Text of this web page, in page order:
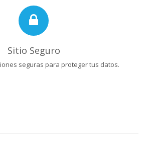
Sitio Seguro
seguras para proteger tus datos.